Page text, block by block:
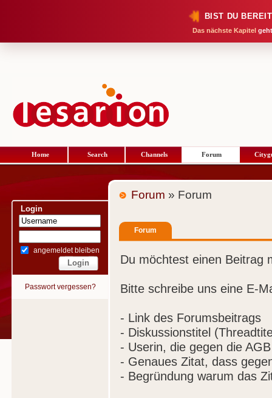
BIST DU
Das nächste Kapitel
Home Search Channels Forum
Login
angemeldet bleiben
Passwort vergessen?
Forum » Forum
Forum
Du möchtest einen Beitrag
Bitte schreibe uns eine E-
- Link des Forumsbeitrags
- Diskussionstitel
- Userin, die gegen die
- Genaues Zitat, dass
- Begründung warum das